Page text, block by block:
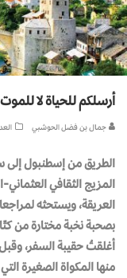
أرسلكم للحياة لا
جمال بن فضل الحوشبي
الطريق من إسطنبول إلى
المزيج الثقافي العثماني-
العريقة، ويستحثه
بصحبة نخبة مختارة من
أغلقتُ حقيبة السفر،
منها المكواة الصغيرة